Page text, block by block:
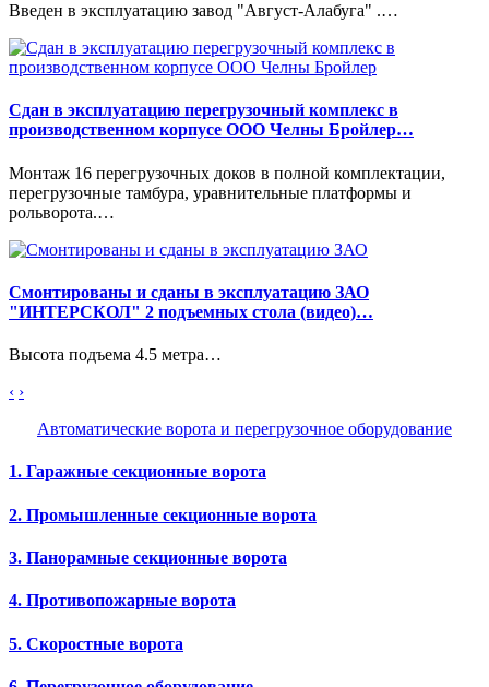
Введен в эксплуатацию завод "Август-Алабуга" .…
Сдан в эксплуатацию перегрузочный комплекс в
производственном корпусе ООО Челны Бройлер…
Монтаж 16 перегрузочных доков в полной комплектации,
перегрузочные тамбура, уравнительные платформы и
рольворота.…
Смонтированы и сданы в эксплуатацию ЗАО
"ИНТЕРСКОЛ" 2 подъемных стола (видео)…
Высота подъема 4.5 метра…
‹ ›
Автоматические ворота и перегрузочное оборудование
1. Гаражные секционные ворота
2. Промышленные секционные ворота
3. Панорамные секционные ворота
4. Противопожарные ворота
5. Скоростные ворота